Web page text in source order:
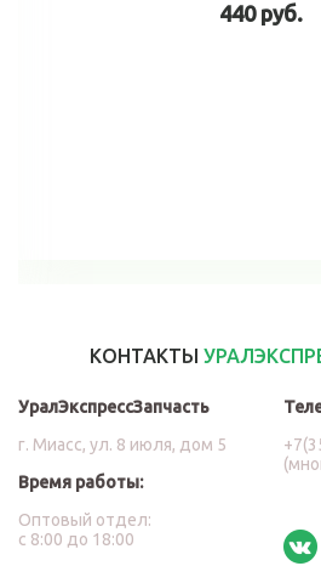
440 руб.
КОНТАКТЫ
УралЭкспрессЗапчасть
г. Миасс, ул. 8 июля, дом 5
Время работы:
Оптовый отдел:
с 8:00 до 18:00